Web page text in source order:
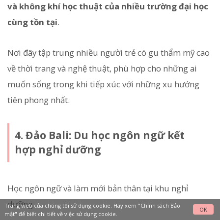
và không khí học thuật của nhiều trường đại học
cùng tồn tại.
Nơi đây tập trung nhiều người trẻ có gu thẩm mỹ cao
về thời trang và nghệ thuật, phù hợp cho những ai
muốn sống trong khi tiếp xúc với những xu hướng
tiên phong nhất.
4. Đảo Bali: Du học ngôn ngữ kết
hợp nghỉ dưỡng
Học ngôn ngữ và làm mới bản thân tại khu nghỉ
dưỡng.
Trang web của chúng tôi sử dụng cookie. Hãy xem "Chính sách Bảo
mật" để biết chi tiết về việc sử dụng cookie.
OK